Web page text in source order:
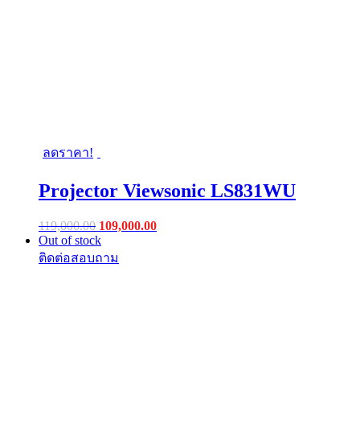
ลดราคา!
Projector Viewsonic LS831WU
119,000.00 Original
price
was:
109,000.00Current
Out of stock